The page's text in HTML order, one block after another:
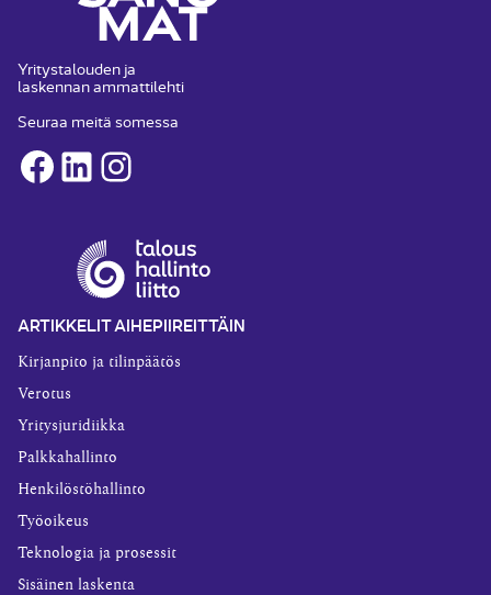
Yritystalouden ja
laskennan ammattilehti
Seuraa meitä somessa
Facebook
LinkedInInstagram
ARTIKKELIT AIHEPIIREITTÄIN
Kirjanpito ja tilinpäätös
Verotus
Yritysjuridiikka
Palkkahallinto
Henkilöstöhallinto
Työoikeus
Teknologia ja prosessit
Sisäinen laskenta